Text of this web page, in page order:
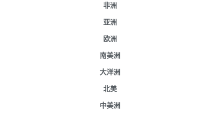
非洲
亚洲
欧洲
南美洲
大洋洲
北美
中美洲